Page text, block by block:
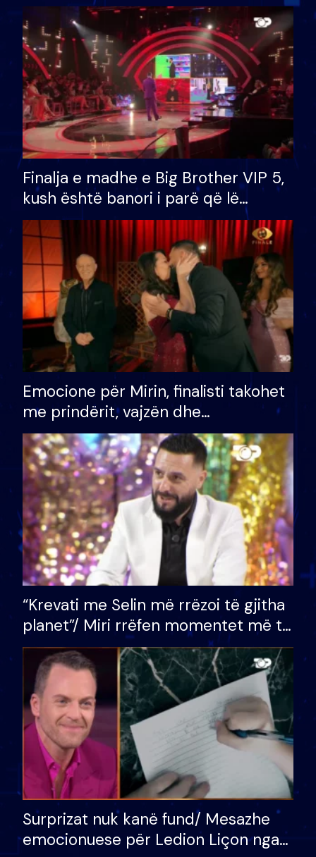
Finalja e madhe e Big Brother VIP 5,
kush është banori i parë që lë
shtëpinë dhe humb mundësinë për
të fituar çmimin e madh
Emocione për Mirin, finalisti takohet
me prindërit, vajzën dhe
bashkëshorten: S’kemi ndonjë letër
divorci apo jo?
“Krevati me Selin më rrëzoi të gjitha
planet”/ Miri rrëfen momentet më të
bukura në shtëpinë e BB VIP: Do më
mungojë zilja e mëngjesit kur…
Surprizat nuk kanë fund/ Mesazhe
emocionuese për Ledion Liçon nga